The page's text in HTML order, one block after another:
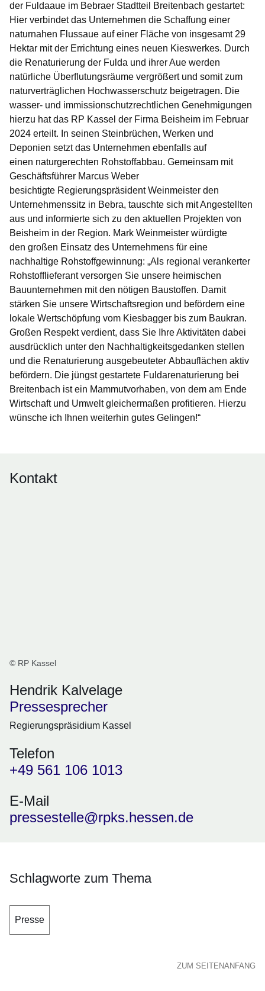
der Fuldaaue im Bebraer Stadtteil Breitenbach gestartet:
Hier verbindet das Unternehmen die Schaffung einer
naturnahen Flussaue auf einer Fläche von insgesamt 29
Hektar mit der Errichtung eines neuen Kieswerkes. Durch
die Renaturierung der Fulda und ihrer Aue werden
natürliche Überflutungsräume vergrößert und somit zum
naturverträglichen Hochwasserschutz beigetragen. Die
wasser- und immissionschutzrechtlichen Genehmigungen
hierzu hat das RP Kassel der Firma Beisheim im Februar
2024 erteilt. In seinen Steinbrüchen, Werken und
Deponien setzt das Unternehmen ebenfalls auf
einen naturgerechten Rohstoffabbau. Gemeinsam mit
Geschäftsführer Marcus Weber
besichtigte Regierungspräsident Weinmeister den
Unternehmenssitz in Bebra, tauschte sich mit Angestellten
aus und informierte sich zu den aktuellen Projekten von
Beisheim in der Region. Mark Weinmeister würdigte
den großen Einsatz des Unternehmens für eine
nachhaltige Rohstoffgewinnung: „Als regional verankerter
Rohstofflieferant versorgen Sie unsere heimischen
Bauunternehmen mit den nötigen Baustoffen. Damit
stärken Sie unsere Wirtschaftsregion und befördern eine
lokale Wertschöpfung vom Kiesbagger bis zum Baukran.
Großen Respekt verdient, dass Sie Ihre Aktivitäten dabei
ausdrücklich unter den Nachhaltigkeitsgedanken stellen
und die Renaturierung ausgebeuteter Abbauflächen aktiv
befördern. Die jüngst gestartete Fuldarenaturierung bei
Breitenbach ist ein Mammutvorhaben, von dem am Ende
Wirtschaft und Umwelt gleichermaßen profitieren. Hierzu
wünsche ich Ihnen weiterhin gutes Gelingen!“
Kontakt
© RP Kassel
Hendrik Kalvelage
Pressesprecher
Regierungspräsidium Kassel
Telefon
+49 561 106 1013
E-Mail
pressestelle@rpks.hessen.de
Schlagworte zum Thema
Presse
ZUM SEITENANFANG